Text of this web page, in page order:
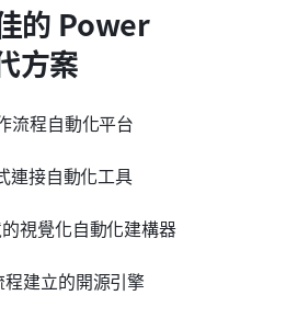
的 Power
方案
流程自動化平台
連接自動化工具
視覺化自動化建構器
建立的開源引擎